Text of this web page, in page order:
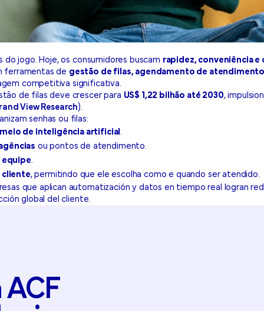
do jogo. Hoje, os consumidores buscam rapidez, conveniência e
ferramentas de gestão de filas, agendamento de
competitiva significativa.
de filas deve crescer para US$ 1,22 bilhão até 2030,
View Research ).
senhas ou filas:
de inteligência artificial
ou pontos de atendimento.
equipe
cliente, permitindo que ele escolha como e quando ser atendido.
que aplican automatización y datos en tiempo real logran
global del cliente.
ACF